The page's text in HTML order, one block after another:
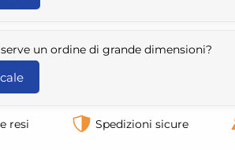
un ordine di grande dimensioni?
resi Spedizioni sicure